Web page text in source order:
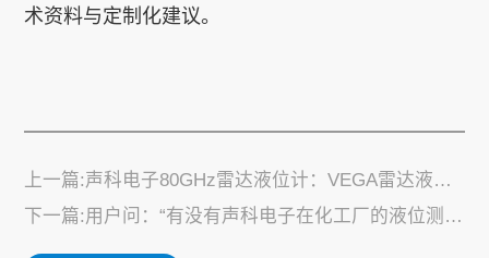
术资料与定制化建议。
上一篇:声科电子80GHz雷达液位计：VEGA雷达液位计国产替代的优选方案
下一篇:用户问：“有没有声科电子在化工厂的液位测量案例？”